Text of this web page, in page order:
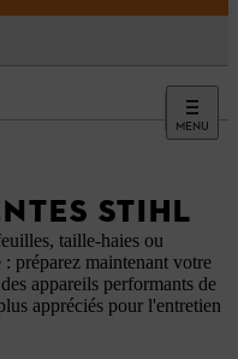
MENU
STIHL
taille-haies ou
préparez maintenant votre
appareils performants de
appréciés pour l'entretien